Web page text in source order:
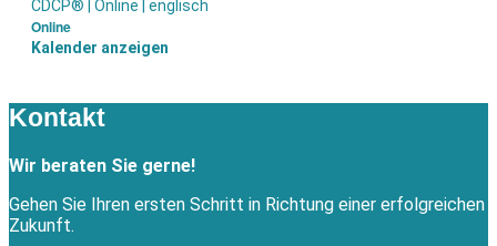
CDCP® | Online | englisch
Online
Kalender anzeigen
Kontakt
Wir beraten Sie gerne!
Gehen Sie Ihren ersten Schritt in Richtung einer erfolgreichen
Zukunft.